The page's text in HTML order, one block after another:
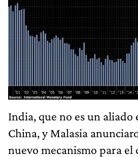
India, que no es un aliado
China, y Malasia
nuevo mecanismo para el